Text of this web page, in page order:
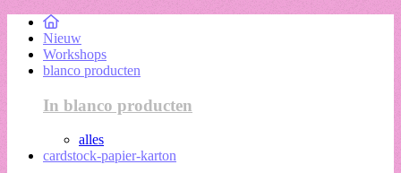
Nieuw
Workshops
blanco producten
In blanco producten
alles
cardstock-papier-karton